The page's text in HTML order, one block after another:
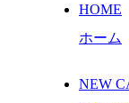
HOME
ホーム
NEW